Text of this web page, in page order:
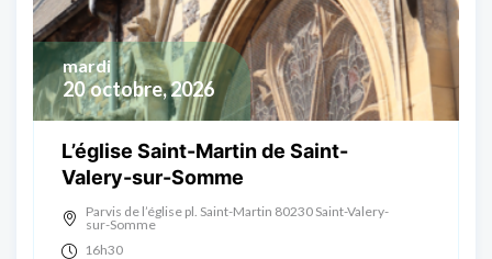
20 octobre, 2026
mardi
L’église Saint-Martin de Saint-
Valery-sur-Somme
Parvis de l’église pl. Saint-Martin 80230 Saint-Valery-
sur-Somme
16h30